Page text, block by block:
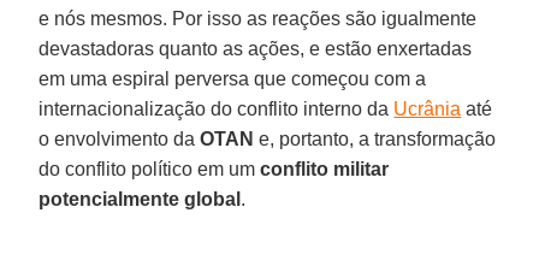
e nós mesmos. Por isso as reações são igualmente
devastadoras quanto as ações, e estão enxertadas
em uma espiral perversa que começou com a
internacionalização do conflito interno da Ucrânia até
o envolvimento daOTAN e, portanto, a transformação
do conflito político em umconflito militar
potencialmente global .